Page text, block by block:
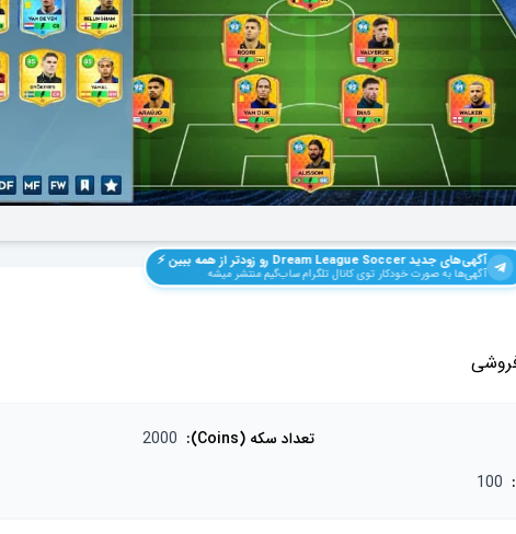
آگهی‌های جدیدDream League Soccer رو زودتر از همه ببین ⚡️
آگهی‌ها به صورت خودکار توی کانال تلگرام ساب‌گیم منتشر میشه
تعداد سکه (Coins) :
2000
:
100